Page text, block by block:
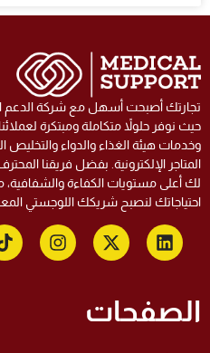
أصبحت أسهل مع شركة الدعم
نوفر حلولاً متكاملة ومبتكرة لعملائنا،
هيئة الغذاء والدواء والتخليص
الإلكترونية. بفضل فريقنا المحترف
أعلى مستويات الكفاءة والشفافية،
لنصبح شريكك اللوجستي